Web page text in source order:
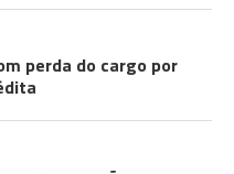
perda do cargo por